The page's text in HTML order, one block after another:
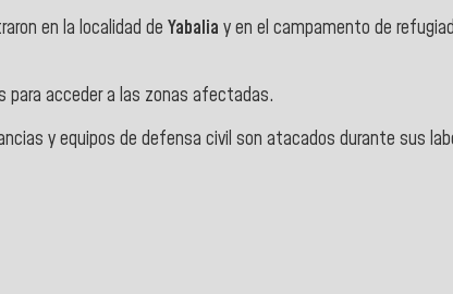
en la localidad de Yabalia y en el campamento de
acceder a las zonas afectadas.
y equipos de defensa civil son atacados durante sus